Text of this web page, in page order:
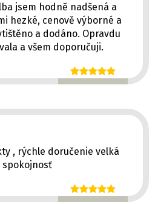
jsem hodně nadšená a
hezké, cenově výborné a
a dodáno. Opravdu
a všem doporučuji.
, rýchle doručenie velká
spokojnosť